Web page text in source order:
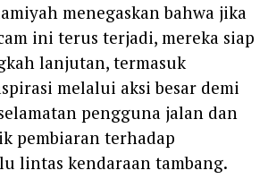
menegaskan bahwa jika
ini terus terjadi, mereka siap
lanjutan, termasuk
melalui aksi besar demi
pengguna jalan dan
pembiaran terhadap
lintas kendaraan tambang.